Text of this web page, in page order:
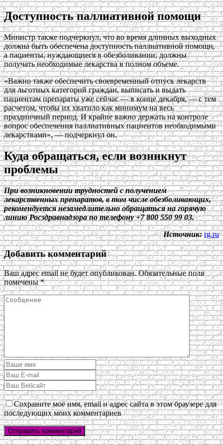
Доступность паллиативной помощи
Министр также подчеркнул, что во время длинных выходных
должна быть обеспечена доступность паллиативной помощи,
а пациенты, нуждающиеся в обезболивании, должны
получать необходимые лекарства в полном объеме.
«Важно также обеспечить своевременный отпуск лекарств
для льготных категорий граждан, выписать и выдать
пациентам препараты уже сейчас — в конце декабря, — с тем
расчетом, чтобы их хватило как минимум на весь
праздничный период. И крайне важно держать на контроле
вопрос обеспечения паллиативных пациентов необходимыми
лекарствами», — подчеркнул он.
Куда обращаться, если возникнут
проблемы
При возникновении трудностей с получением
лекарственных препаратов, в том числе обезболивающих,
рекомендуется незамедлительно обращаться на горячую
линию Росздравнадзора по телефону +7 800 550 99 03.
Источник: rg.ru
Добавить комментарий
Ваш адрес email не будет опубликован. Обязательные поля
помечены*
Сохраните моё имя, email и адрес сайта в этом браузере для
последующих моих комментариев